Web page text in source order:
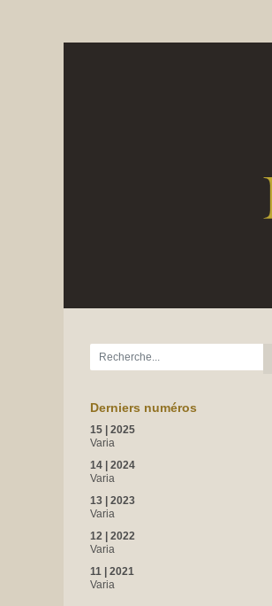
Menu principal
Derniers numéros
15 | 2025
Varia
14 | 2024
Varia
13 | 2023
Varia
12 | 2022
Varia
11 | 2021
Varia